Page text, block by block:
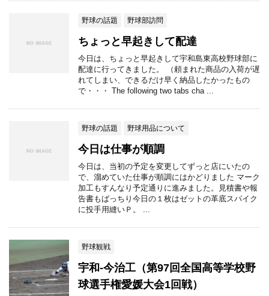
野球の話題 野球部訪問
ちょっと早起きして配達
今日は、ちょっと早起きして宇和島東高校野球部に
配達に行ってきました。 （頼まれた商品の入荷が遅
れてしまい、できるだけ早く納品したかったもの
で・・・ The following two tabs cha ...
野球の話題 野球用品について
今日は仕事が順調
今日は、当初の予定を変更してずっと店にいたの
で、溜めていた仕事が順調にはかどりました マーク
加工もすんなり予定通りに進みました。見積書や報
告書もばっちり今日の１枚はゼットの革底スパイク
に投手用縫いＰ。 ...
野球観戦
宇和‐今治工（第97回全国高等学校野
球選手権愛媛大会1回戦）